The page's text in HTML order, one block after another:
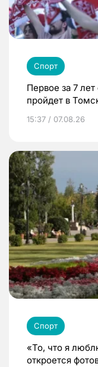
Спорт
Первое за 7
пройдет в
15:37 / 07.08.26
Спорт
«То, что я
откроется